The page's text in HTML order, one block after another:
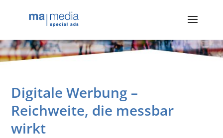
Digitale Werbung –
Reichweite, die messbar
wirkt